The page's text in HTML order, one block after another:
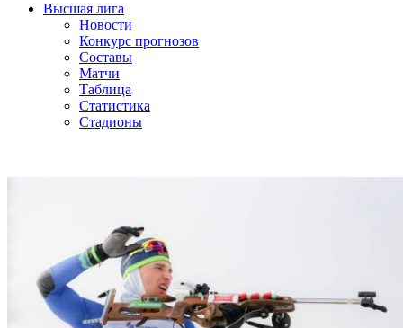
Высшая лига
Новости
Конкурс прогнозов
Составы
Матчи
Таблица
Статистика
Стадионы